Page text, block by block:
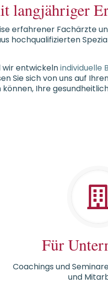
langjähriger
erfahrener Fachärzte
hochqualifizierten
wir entwickelnindividuelle
Sie sich von uns auf
Ihre
Für
Coachings und
und